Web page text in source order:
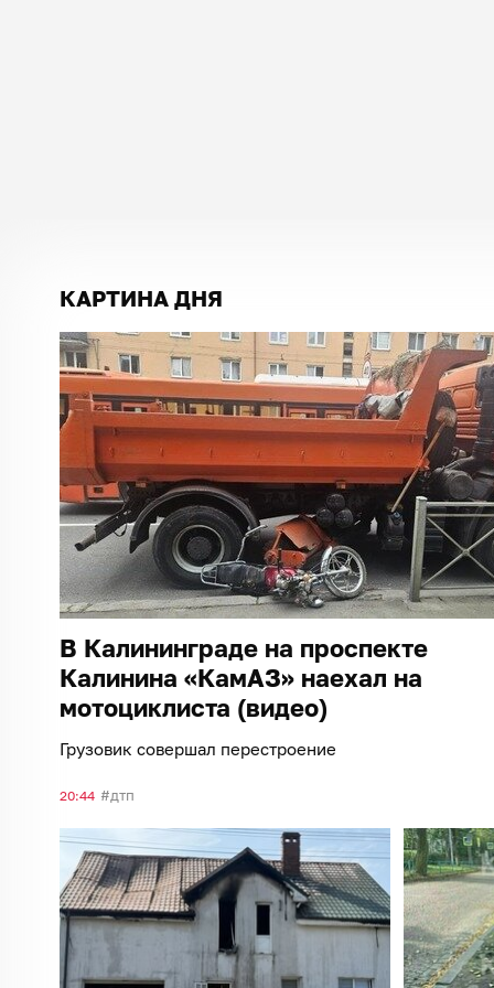
КАРТИНА ДНЯ
В Калининграде на проспекте
Калинина «КамАЗ» наехал на
мотоциклиста (видео)
Грузовик совершал перестроение
20:44 дтп